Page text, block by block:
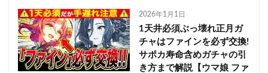
2026年1月1日
1天井必須ぶっ壊れ正月ガ
チャはファインを必ず交換!
サポカ寿命含めガチャの引
き方まで解説【ウマ娘 ファ